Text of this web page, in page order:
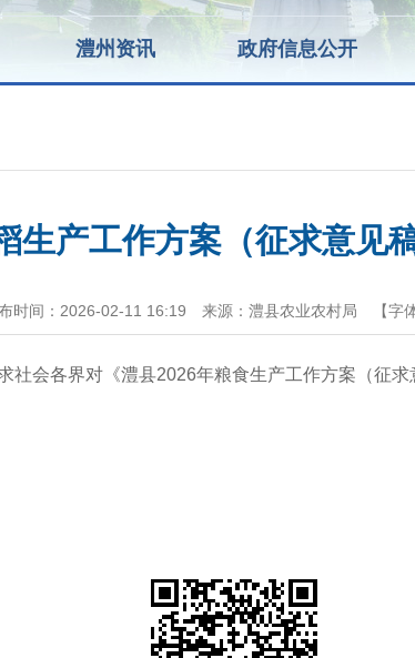
澧州资讯 政府信息公开
生产工作方案（征求意见
时间：2026-02-11 16:19 来源：澧县农业农村局 【字
社会各界对《澧县2026年粮食生产工作方案（征